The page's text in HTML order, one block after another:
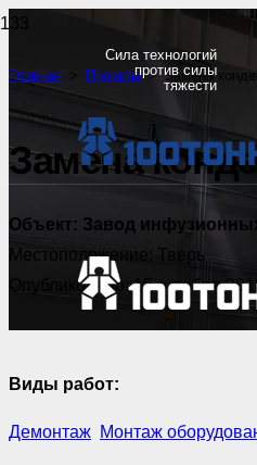
Сила технологий
против силы
тяжести
Главная > Проекты > Замена
Замена
Объект: Завод
Местоположение: Тверь
Опубликовано:15 октября
Виды работ:
Демонтаж Монтаж